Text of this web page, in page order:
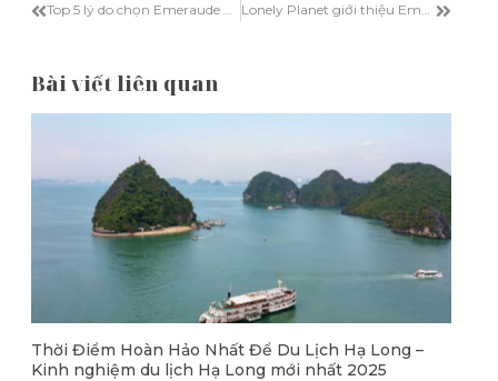
Top 5 lý do chọn Emeraude Classic cho sự kiện đón năm mới ở Vịnh Hạ Long Lonely Planet giới thiệu Emeraude Premium và Hàng không Hải Âu cho hành trình khám phá Vịnh Hạ Long
Bài viết liên quan
Thời Điểm Hoàn Hảo Nhất Để Du Lịch Hạ Long –
Kinh nghiệm du lịch Hạ Long mới nhất 2025